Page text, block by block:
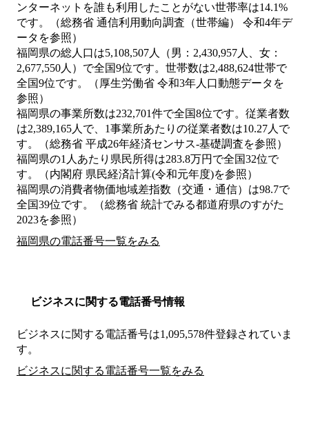
ンターネットを誰も利用したことがない世帯率は14.1%
です。（総務省 通信利用動向調査（世帯編） 令和4年デ
ータを参照）
福岡県の総人口は5,108,507人（男：2,430,957人、女：
2,677,550人）で全国9位です。世帯数は2,488,624世帯で
全国9位です。（厚生労働省 令和3年人口動態データを
参照）
福岡県の事業所数は232,701件で全国8位です。従業者数
は2,389,165人で、1事業所あたりの従業者数は10.27人で
す。（総務省 平成26年経済センサス‐基礎調査を参照）
福岡県の1人あたり県民所得は283.8万円で全国32位で
す。（内閣府 県民経済計算(令和元年度)を参照）
福岡県の消費者物価地域差指数（交通・通信）は98.7で
全国39位です。（総務省 統計でみる都道府県のすがた
2023を参照）
福岡県の電話番号一覧をみる
ビジネスに関する電話番号情報
ビジネスに関する電話番号は1,095,578件登録されていま
す。
ビジネスに関する電話番号一覧をみる